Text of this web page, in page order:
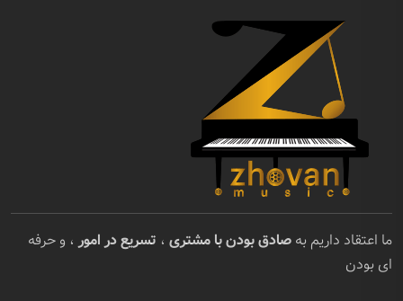
ما اعتقاد داریم به صادق بودن با مشتری ، تسریع در امور ، و حرفه
ای بودن